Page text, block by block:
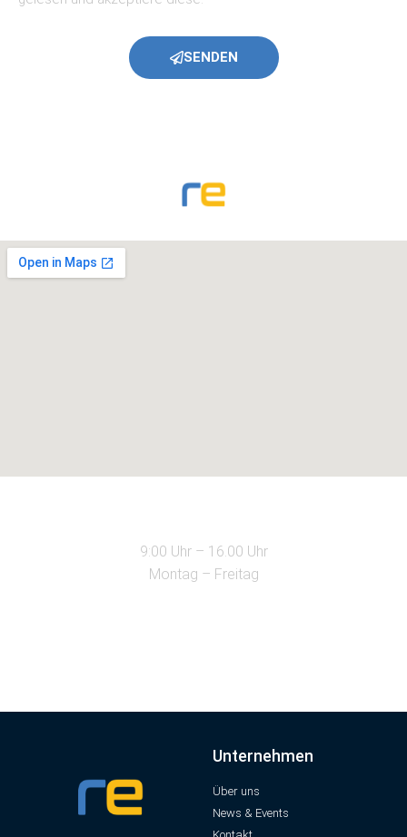
SENDEN
9:00 Uhr – 16.00 Uhr
Montag – Freitag
Unternehmen
Über uns
News & Events